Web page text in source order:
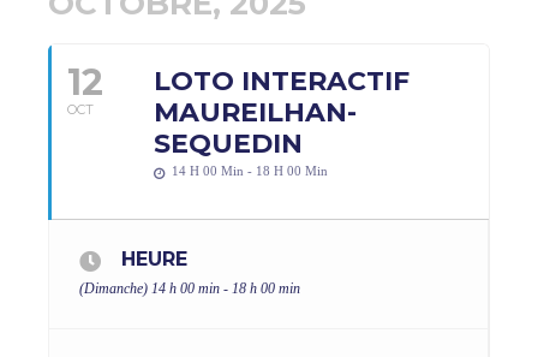
12
OCT
LOTO INTERACTIF
MAUREILHAN-
SEQUEDIN
14 H 00 Min - 18 H 00 Min
HEURE
(Dimanche) 14 h 00 min - 18 h 00 min